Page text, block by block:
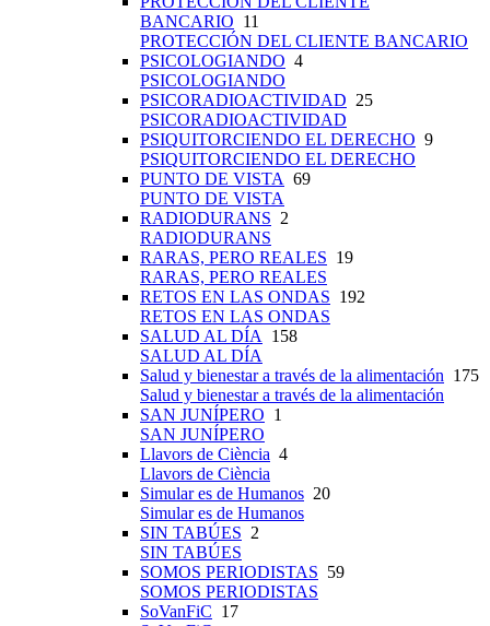
BANCARIO 11
PROTECCIÓN DEL CLIENTE BANCARIO
PSICOLOGIANDO 4
PSICOLOGIANDO
PSICORADIOACTIVIDAD 25
PSICORADIOACTIVIDAD
PSIQUITORCIENDO EL DERECHO 9
PSIQUITORCIENDO EL DERECHO
PUNTO DE VISTA 69
PUNTO DE VISTA
RADIODURANS 2
RADIODURANS
RARAS, PERO REALES 19
RARAS, PERO REALES
RETOS EN LAS ONDAS 192
RETOS EN LAS ONDAS
SALUD AL DÍA 158
SALUD AL DÍA
Salud y bienestar a través de la alimentación 175
Salud y bienestar a través de la alimentación
SAN JUNÍPERO 1
SAN JUNÍPERO
Llavors de Ciència 4
Llavors de Ciència
Simular es de Humanos 20
Simular es de Humanos
SIN TABÚES 2
SIN TABÚES
SOMOS PERIODISTAS 59
SOMOS PERIODISTAS
SoVanFiC 17